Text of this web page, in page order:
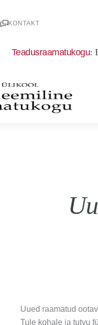
KONTAKT
Teadusraamatukogu:
Uued raamatud
Tule kohale ja tutvu